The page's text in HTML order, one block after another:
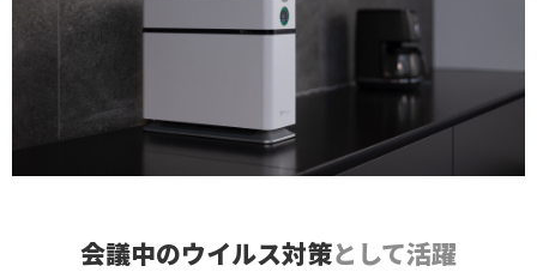
会議中のウイルス対策として活躍